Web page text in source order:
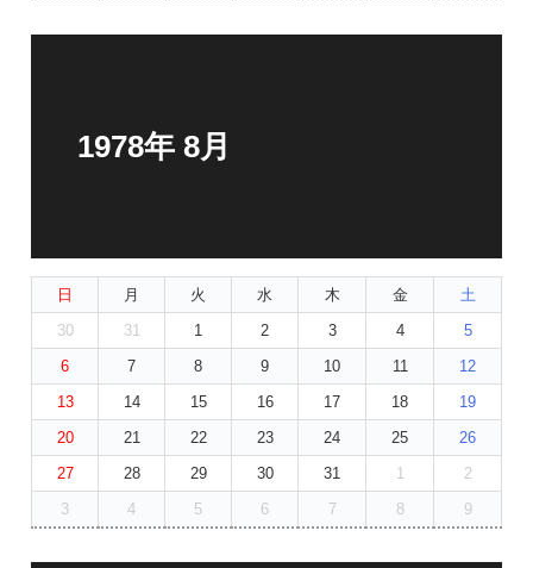
1978年 8月
日 月 火 水 木 金
土
30
31 1 2 3 4
5
6
7 8 9 10 11
12
13
14 15 16 17 18
19
20
21 22 23 24 25
26
27
28 29 30 31 1
2
3
4 5 6 7 8 9